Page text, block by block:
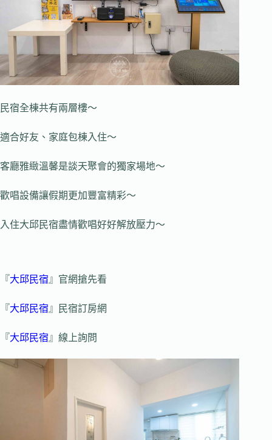
民宿全棟共有兩層樓～
適合好友、家庭包棟入住～
客廳雅緻溫馨是談天聚會的獨家場地～
歡唱設備讓假期更加豐富精彩～
入住大邱民宿盡情歡唱好好解放壓力～
『大邱民宿 』官網搶先看
『大邱民宿 』民宿訂房網
『大邱民宿 』線上詢問